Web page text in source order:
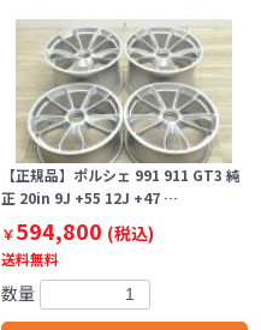
【正規品】ポルシェ 991 911 GT3 純
正 20in 9J +55 12J +47 …
￥594,800 (税込)
送料無料
数量